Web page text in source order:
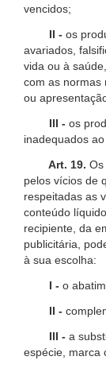
vencidos;
II - os
avariados,
vida ou à
com as normas
ou
III - os
inadequados
Art. 19. Os
pelos vícios de
respeitadas as
conteúdo
recipiente, da
publicitária,
à sua escolha:
I - o
II -
III - a
espécie, marca